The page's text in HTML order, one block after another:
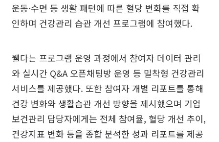
운동·수면 등 생활 패턴에 따른 혈당 변화를 직접 확
인하며 건강관리 습관 개선 프로그램에 참여했다.
웰다는 프로그램 운영 과정에서 참여자 데이터 관리
와 실시간 Q&A 오픈채팅방 운영 등 밀착형 건강관리
서비스를 제공했다. 또한 참여자 개별 리포트를 통해
건강 변화와 생활습관 개선 방향을 제시했으며 기업
보건관리 담당자에게는 전체 참여율, 혈당 개선 추이,
건강지표 변화 등을 종합 분석한 성과 리포트를 제공